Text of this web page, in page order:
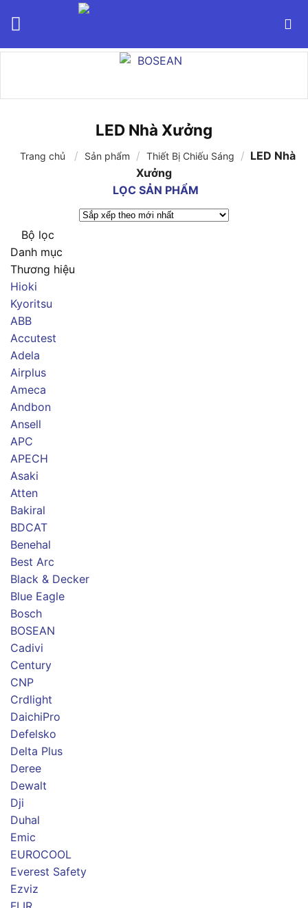
LED Nhà Xưởng
Trang chủ / Sản phẩm / Thiết Bị Chiếu Sáng / LED Nhà
Xưởng
LỌC SẢN PHẨM
Bộ lọc
Danh mục
Thương hiệu
Hioki
Kyoritsu
ABB
Accutest
Adela
Airplus
Ameca
Andbon
Ansell
APC
APECH
Asaki
Atten
Bakiral
BDCAT
Benehal
Best Arc
Black & Decker
Blue Eagle
Bosch
BOSEAN
Cadivi
Century
CNP
Crdlight
DaichiPro
Defelsko
Delta Plus
Deree
Dewalt
Dji
Duhal
Emic
EUROCOOL
Everest Safety
Ezviz